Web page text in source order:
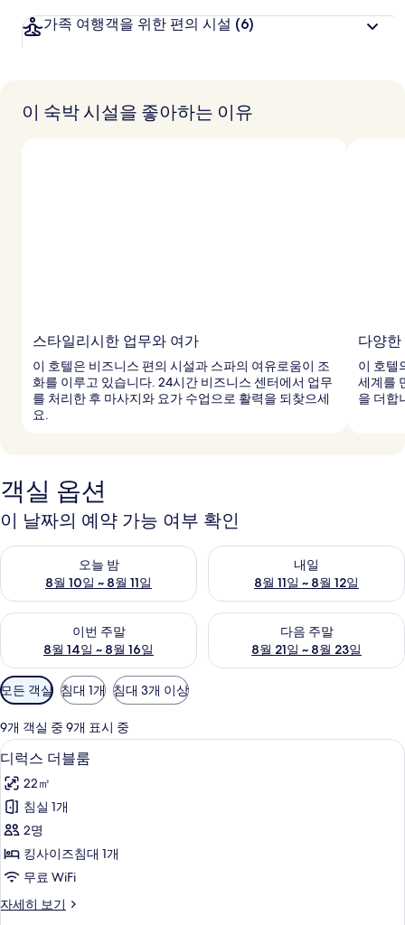
가족 여행객을 위한 편의 시설 (6)
이 숙박 시설을 좋아하는 이유
스타일리시한 업무와 여가
이 호텔은 비즈니스 편의 시설과 스파의 여유로움이 조
화를 이루고 있습니다. 24시간 비즈니스 센터에서 업무
를 처리한 후 마사지와 요가 수업으로 활력을 되찾으세
요.
다양
이 호텔
세계를
을 더합
객실 옵션
이 날짜의 예약 가능 여부 확인
오늘 밤
8월 10일 ~ 8월 11일
오늘 밤 예약 가능 여부 확인, 8월 10일 ~ 8월 11일
내일
8월 11일 ~ 8월 12일
내일 예약 가능 여부 확인, 8월
이번 주말
8월 14일 ~ 8월 16일
이번 주말 예약 가능 여부 확인, 8월 14일 ~ 8월 16일
다음 주말
8월 21일 ~ 8월 23일
다음 주말 예약 가능 여부 확인
객
실
에
사
용
가
능
한
터
모든 객실 침대 1개 침대 3개 이상
9개 객실 중 9개 표시 중
디
럭
스
더
블
룸
사
진
고급 침구, 오리/거위털 이불, 미니바,
6
디럭스 더블룸
22㎡
침실 1개
2명
킹사이즈침대 1개
무료 WiFi
자세히 보기
디